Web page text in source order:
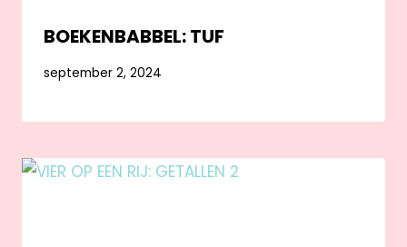
BOEKENBABBEL: TUF
september 2, 2024